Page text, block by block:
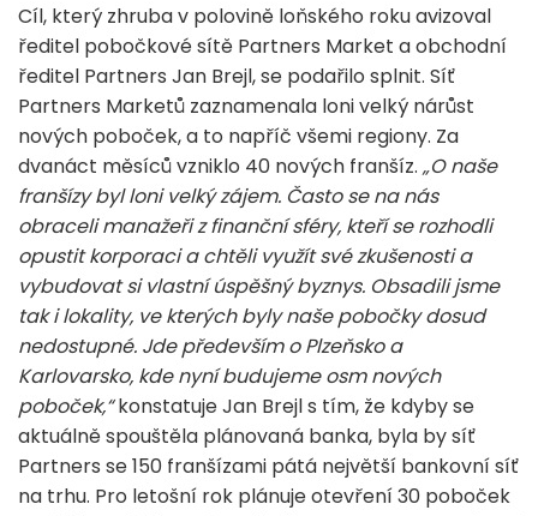
Cíl, který zhruba v polovině loňského roku avizoval
ředitel pobočkové sítě Partners Market a obchodní
ředitel Partners Jan Brejl, se podařilo splnit. Síť
Partners Marketů zaznamenala loni velký nárůst
nových poboček, a to napříč všemi regiony. Za
dvanáct měsíců vzniklo 40 nových franšíz. „O naše
franšízy byl loni velký zájem. Často se na nás
obraceli manažeři z finanční sféry, kteří se rozhodli
opustit korporaci a chtěli využít své zkušenosti a
vybudovat si vlastní úspěšný byznys. Obsadili jsme
tak i lokality, ve kterých byly naše pobočky dosud
nedostupné. Jde především o Plzeňsko a
Karlovarsko, kde nyní budujeme osm nových
poboček,“konstatuje Jan Brejl s tím, že kdyby se
aktuálně spouštěla plánovaná banka, byla by síť
Partners se 150 franšízami pátá největší bankovní síť
na trhu. Pro letošní rok plánuje otevření 30 poboček